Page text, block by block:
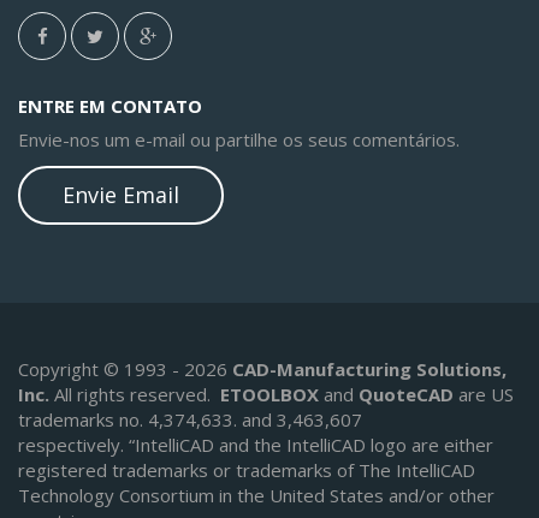
ENTRE EM CONTATO
Envie-nos um e-mail ou partilhe os seus comentários.
Envie Email
Copyright © 1993 - 2026 CAD-Manufacturing Solutions,
Inc. All rights reserved. ETOOLBOX and QuoteCAD are US
trademarks no. 4,374,633. and 3,463,607
respectively. “IntelliCAD and the IntelliCAD logo are either
registered trademarks or trademarks of The IntelliCAD
Technology Consortium in the United States and/or other